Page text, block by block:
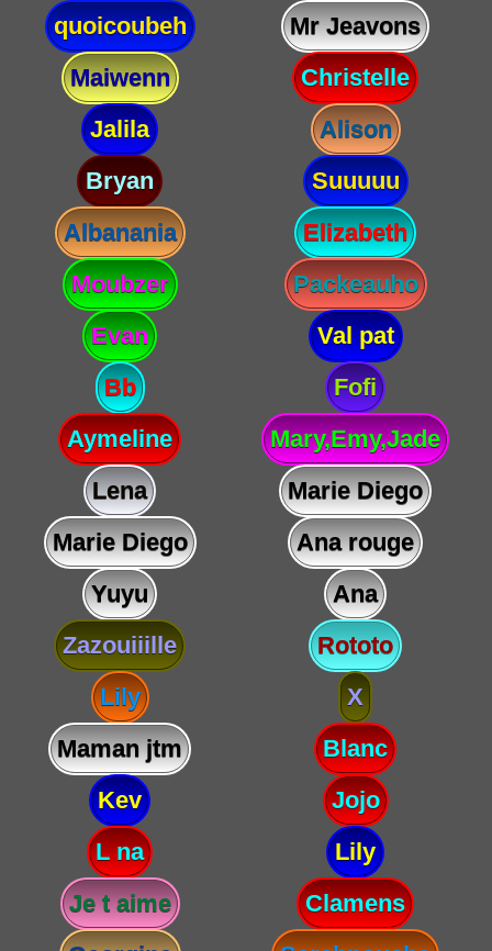
quoicoubeh
Mr Jeavons
Maiwenn
Christelle
Jalila
Alison
Bryan
Suuuuu
Albanania
Elizabeth
Moubzer
Packeauho
Evan
Val pat
Bb
Fofi
Aymeline
Mary,Emy,Jade
Lena
Marie Diego
Marie Diego
Ana rouge
Yuyu
Ana
Zazouiiille
Rototo
Lily
X
Maman jtm
Blanc
Kev
Jojo
L na
Lily
Je t aime
Clamens